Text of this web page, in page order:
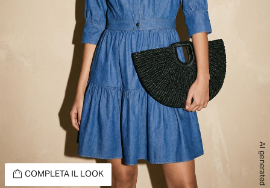
AI generated
COMPLETA IL LOOK